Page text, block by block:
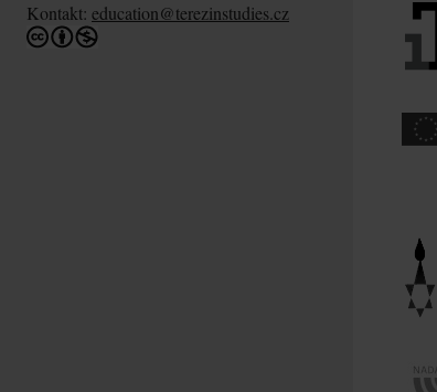
Kontakt: education@terezinstudies.cz